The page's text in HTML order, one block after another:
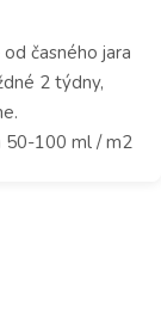
časného jara
2 týdny,
50-100 ml / m2